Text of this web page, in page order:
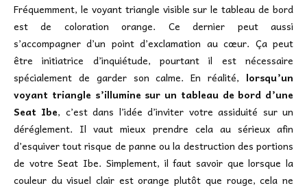
Fréquemment, le voyant triangle visible sur le tableau de bord
est de coloration orange. Ce dernier peut aussi
s’accompagner d’un point d’exclamation au cœur. Ça peut
être initiatrice d’inquiétude, pourtant il est nécessaire
spécialement de garder son calme. En réalité, lorsqu’un
voyant triangle s’illumine sur un tableau de bord d’une
Seat Ibe, c’est dans l’idée d’inviter votre assiduité sur un
déréglement. Il vaut mieux prendre cela au sérieux afin
d’esquiver tout risque de panne ou la destruction des portions
de votre Seat Ibe. Simplement, il faut savoir que lorsque la
couleur du visuel clair est orange plutôt que rouge, cela ne